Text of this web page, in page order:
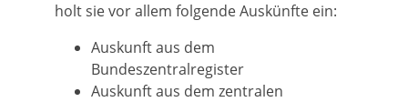
holt sie vor allem folgende Auskünfte ein:
Auskunft aus dem
Bundeszentralregister
Auskunft aus dem zentralen